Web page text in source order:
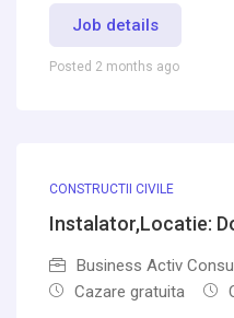
Job details
Posted 2 months ago
CONSTRUCTII CIVILE
Instalator,Locatie:
Business Activ
Cazare gratuita